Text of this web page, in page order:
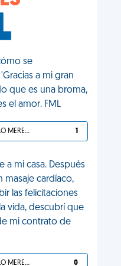
se
a mi gran
que es una broma,
el amor. FML
TE LO MERECES 1
a mi casa. Después
masaje cardíaco,
las felicitaciones
vida, descubrí que
mi contrato de
TE LO MERECES 0